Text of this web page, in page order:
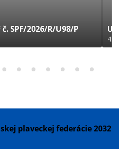
SPF/2026/R/U98/P
plaveckej federácie 2032